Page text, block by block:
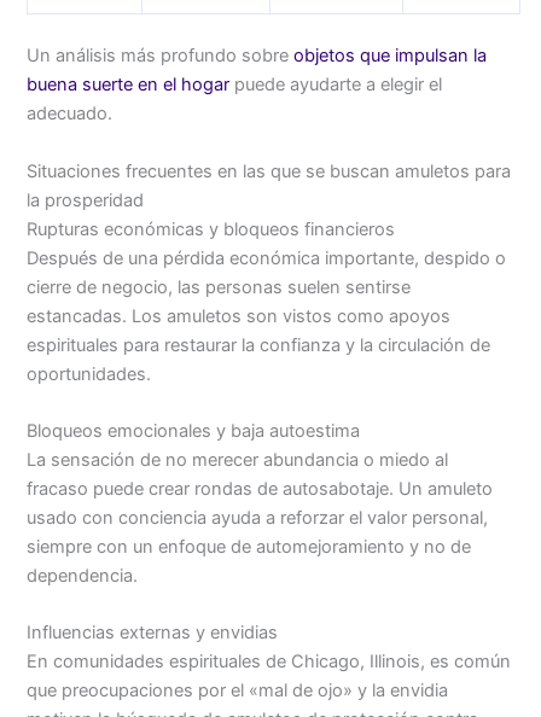
Un análisis más profundo sobreobjetos que impulsan la
buena suerte en el hogar puede ayudarte a elegir el
adecuado.
Situaciones frecuentes en las que se buscan amuletos para
la prosperidad
Rupturas económicas y bloqueos financieros
Después de una pérdida económica importante, despido o
cierre de negocio, las personas suelen sentirse
estancadas. Los amuletos son vistos como apoyos
espirituales para restaurar la confianza y la circulación de
oportunidades.
Bloqueos emocionales y baja autoestima
La sensación de no merecer abundancia o miedo al
fracaso puede crear rondas de autosabotaje. Un amuleto
usado con conciencia ayuda a reforzar el valor personal,
siempre con un enfoque de automejoramiento y no de
dependencia.
Influencias externas y envidias
En comunidades espirituales de Chicago, Illinois, es común
que preocupaciones por el «mal de ojo» y la envidia